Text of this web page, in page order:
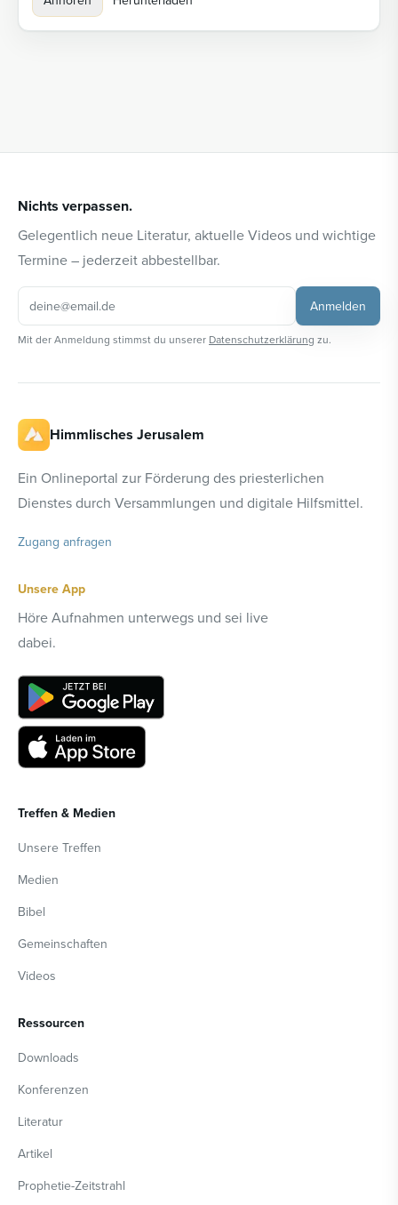
Nichts verpassen.
Gelegentlich neue Literatur, aktuelle Videos und wichtige
Termine – jederzeit abbestellbar.
Anmelden
Mit der Anmeldung stimmst du unserer Datenschutzerklärung zu.
Himmlisches Jerusalem
Ein Onlineportal zur Förderung des priesterlichen
Dienstes durch Versammlungen und digitale Hilfsmittel.
Zugang anfragen
Unsere App
Höre Aufnahmen unterwegs und sei live
dabei.
Treffen & Medien
Unsere Treffen
Medien
Bibel
Gemeinschaften
Videos
Ressourcen
Downloads
Konferenzen
Literatur
Artikel
Prophetie-Zeitstrahl